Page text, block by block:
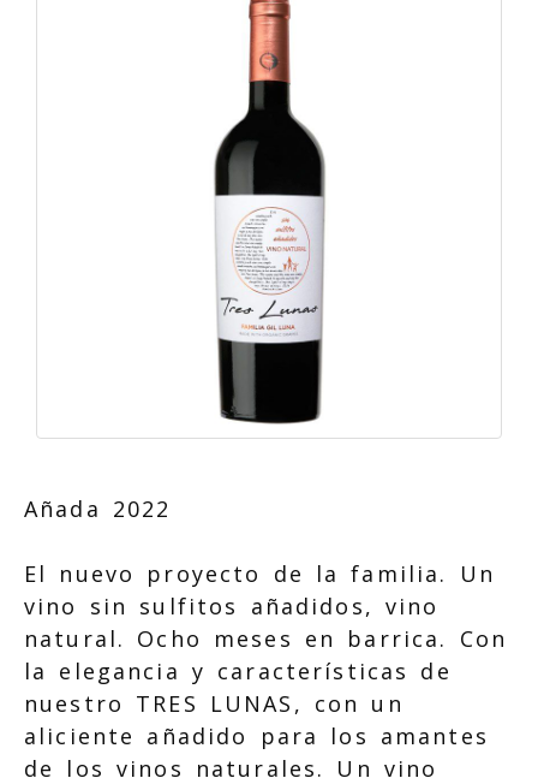
Añada 2022
El nuevo proyecto de la familia. Un
vino sin sulfitos añadidos, vino
natural. Ocho meses en barrica. Con
la elegancia y características de
nuestro TRES LUNAS, con un
aliciente añadido para los amantes
de los vinos naturales. Un vino